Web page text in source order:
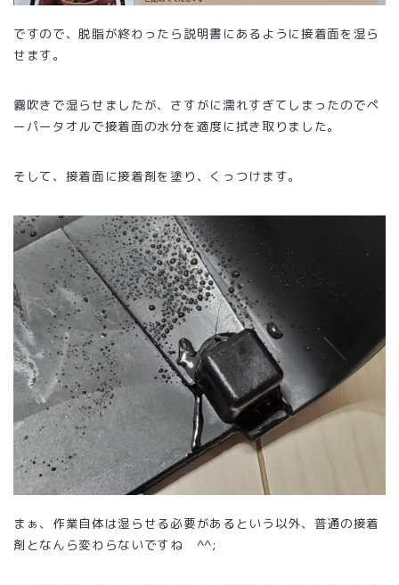
ですので、脱脂が終わったら説明書にあるように接着面を湿ら
せます。
霧吹きで湿らせましたが、さすがに濡れすぎてしまったのでペ
ーパータオルで接着面の水分を適度に拭き取りました。
そして、接着面に接着剤を塗り、くっつけます。
まぁ、作業自体は湿らせる必要があるという以外、普通の接着
剤となんら変わらないですね ^^;